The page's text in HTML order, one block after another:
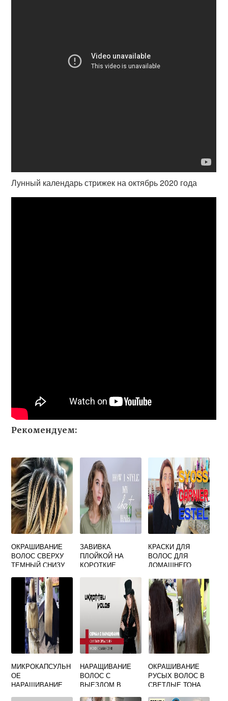
Лунный календарь стрижек на октябрь 2020 года
Рекомендуем:
ОКРАШИВАНИЕ
ВОЛОС СВЕРХУ
ТЕМНЫЙ СНИЗУ
ЗАВИВКА
ПЛОЙКОЙ НА
КОРОТКИЕ
КРАСКИ ДЛЯ
ВОЛОС ДЛЯ
ДОМАШНЕГО
МИКРОКАПСУЛЬН
ОЕ
НАРАЩИВАНИЕ
НАРАЩИВАНИЕ
ВОЛОС С
ВЫЕЗДОМ В
ОКРАШИВАНИЕ
РУСЫХ ВОЛОС В
СВЕТЛЫЕ ТОНА